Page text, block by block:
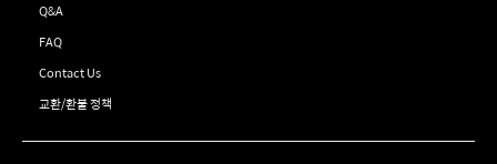
Q&A
FAQ
Contact Us
교환/환불 정책